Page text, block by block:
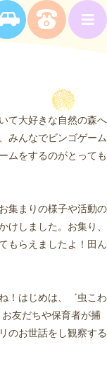
て大好きな自然の森へ
みんなでビンゴゲーム
ムをするのがとっても
集まりの様子や活動の
けしました。お集り、
もらえましたよ！田ん
！はじめは、゛虫こわ
友だちや保育者が捕
のお世話をし観察する